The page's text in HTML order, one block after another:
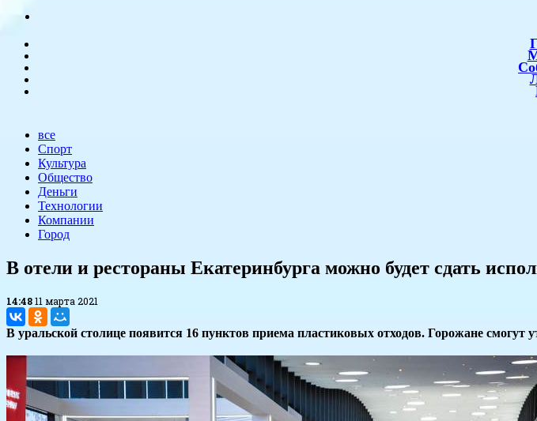
все
Спорт
Культура
Общество
Деньги
Технологии
Компании
Город
В отели и рестораны Екатеринбурга можно будет сдать
14:4811 марта 2021
В уральской столице появится 16 пунктов приема пластиковых отходов. Горожане